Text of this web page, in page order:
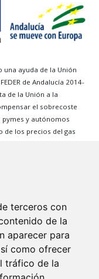
terceros con
de la
aparecer para
como ofrecer
tráfico de la
una ayuda de la Unión
de Andalucía 2014-
de la Unión a la
el sobrecoste
pymes y autónomos
de los precios del gas